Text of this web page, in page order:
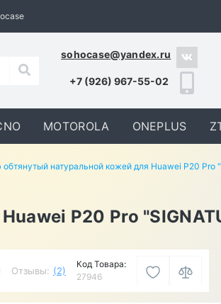
sohocase@yandex.ru
+7 (926) 967-55-02
MOTOROLA ONEPLUS
натуральной кожей для Huawei P20 Pro
P20 Pro
Отзывы: (2)
Код Товара:
27946